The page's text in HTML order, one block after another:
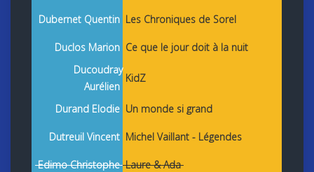
Dubernet Quentin Les Chroniques de Sorel
Duclos Marion Ce que le jour doit à la nuit
Ducoudray
Aurélien
KidZ
Durand Elodie Un monde si grand
Dutreuil Vincent Michel Vaillant - Légendes
Edimo ChristopheLaure & Ada